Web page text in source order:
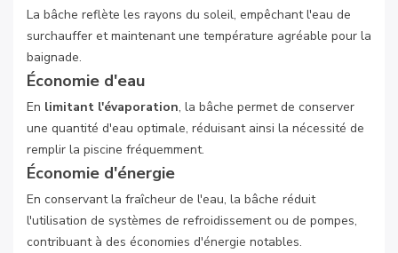
La bâche reflète les rayons du soleil, empêchant l'eau de
surchauffer et maintenant une température agréable pour la
baignade.
Économie d'eau
En limitant l'évaporation, la bâche permet de conserver
une quantité d'eau optimale, réduisant ainsi la nécessité de
remplir la piscine fréquemment.
Économie d'énergie
En conservant la fraîcheur de l'eau, la bâche réduit
l'utilisation de systèmes de refroidissement ou de pompes,
contribuant à des économies d'énergie notables.